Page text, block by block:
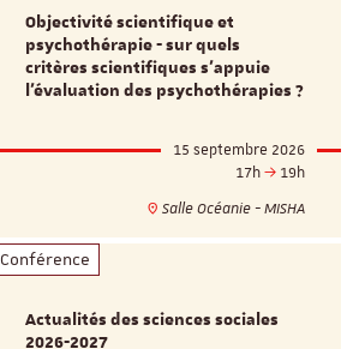
Objectivité scientifique et
psychothérapie - sur quels
critères scientifiques s'appuie
l'évaluation des psychothérapies ?
15 septembre 2026
17h
19h
Salle Océanie - MISHA
Conférence
Actualités des sciences sociales
2026-2027